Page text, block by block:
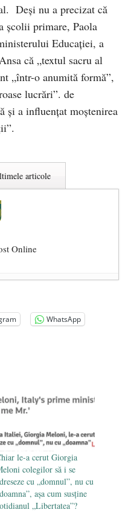
Deși nu a precizat că
școlii primare, Paola
Educației, a
că „textul sacru al
„într-o anumită formă”,
lucrări”. de
și a influențat moștenirea
articole
Online
despre
Volodymyr
efecte. Bustul
înlăturat din Iași
WhatsApp
le-a cerut Giorgia
colegilor să i se
cu „domnul”, nu cu
așa cum susține
„Libertatea”?